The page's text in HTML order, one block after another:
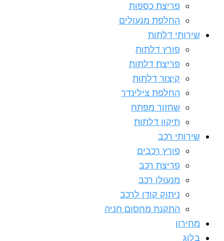
פריצת כספות
החלפת מנעולים
שירותי דלתות
פורץ דלתות
פריצת דלתות
קיצור דלתות
החלפת צילינדר
שחזור מפתח
תיקון דלתות
שירותי רכב
פורץ רכבים
פריצת רכב
מנעולן רכב
ניתוק קודן לרכב
התקנת מחסום חניה
מחירון
בלוג